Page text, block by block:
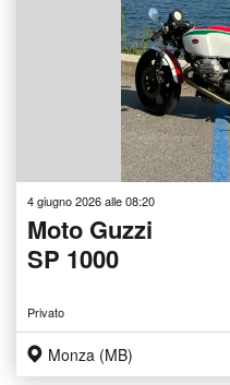
4 giugno 2026 alle 08:20
Moto Guzzi
SP 1000
Privato
Monza (MB)